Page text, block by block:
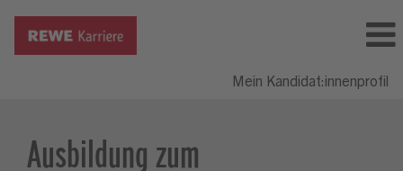
Mein Kandidat:innenprofil
Ausbildung zum